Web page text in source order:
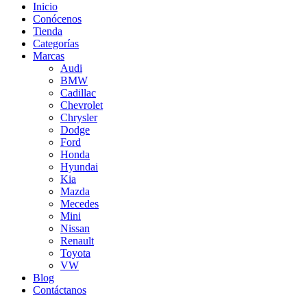
Inicio
Conócenos
Tienda
Categorías
Marcas
Audi
BMW
Cadillac
Chevrolet
Chrysler
Dodge
Ford
Honda
Hyundai
Kia
Mazda
Mecedes
Mini
Nissan
Renault
Toyota
VW
Blog
Contáctanos